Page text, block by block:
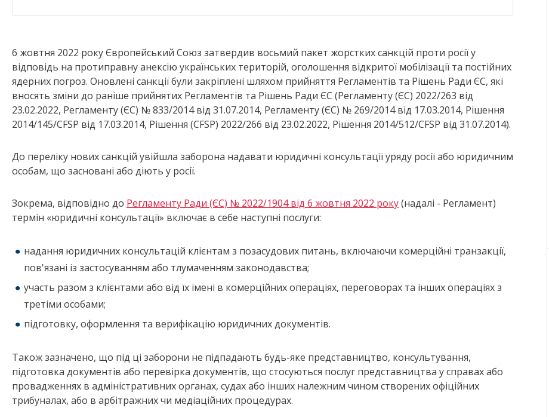
6 жовтня 2022 року Європейський Союз затвердив восьмий пакет жорстких санкцій проти росії у
відповідь на протиправну анексію українських територій, оголошення відкритої мобілізації та постійних
ядерних погроз. Оновлені санкції були закріплені шляхом прийняття Регламентів та Рішень Ради ЄС, які
вносять зміни до раніше прийнятих Регламентів та Рішень Ради ЄС (Регламенту (ЄС) 2022/263 від
23.02.2022, Регламенту (ЄС) № 833/2014 від 31.07.2014, Регламенту (ЄС) № 269/2014 від 17.03.2014, Рішення
2014/145/CFSP від 17.03.2014, Рішення (CFSP) 2022/266 від 23.02.2022, Рішення 2014/512/CFSP від 31.07.2014).
До переліку нових санкцій увійшла заборона надавати юридичні консультації уряду росії або юридичним
особам, що засновані або діють у росії.
Зокрема, відповідно до Регламенту Ради (ЄС) № 2022/1904 від 6 жовтня 2022 року(надалі - Регламент)
термін «юридичні консультації» включає в себе наступні послуги:
надання юридичних консультацій клієнтам з позасудових питань, включаючи комерційні транзакції,
пов'язані із застосуванням або тлумаченням законодавства;
участь разом з клієнтами або від їх імені в комерційних операціях, переговорах та інших операціях з
третіми особами;
підготовку, оформлення та верифікацію юридичних документів.
Також зазначено, що під ці заборони не підпадають будь-яке представництво, консультування,
підготовка документів або перевірка документів, що стосуються послуг представництва у справах або
провадженнях в адміністративних органах, судах або інших належним чином створених офіційних
трибуналах, або в арбітражних чи медіаційних процедурах.